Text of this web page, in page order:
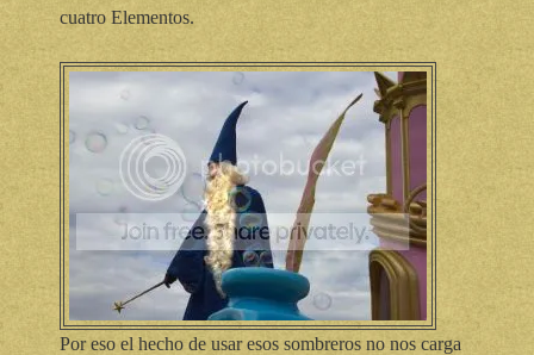
cuatro Elementos.
Por eso el hecho de usar esos sombreros no nos carga